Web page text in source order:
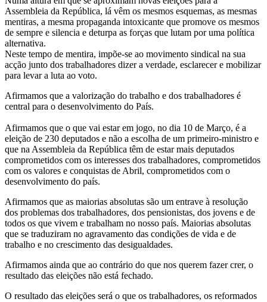
Assembleia da República, lá vêm os mesmos esquemas, as mesmas
mentiras, a mesma propaganda intoxicante que promove os mesmos
de sempre e silencia e deturpa as forças que lutam por uma política
alternativa.
Neste tempo de mentira, impõe-se ao movimento sindical na sua
acção junto dos trabalhadores dizer a verdade, esclarecer e mobilizar
para levar a luta ao voto.
Afirmamos que a valorização do trabalho e dos trabalhadores é
central para o desenvolvimento do País.
Afirmamos que o que vai estar em jogo, no dia 10 de Março, é a
eleição de 230 deputados e não a escolha de um primeiro-ministro e
que na Assembleia da República têm de estar mais deputados
comprometidos com os interesses dos trabalhadores, comprometidos
com os valores e conquistas de Abril, comprometidos com o
desenvolvimento do país.
Afirmamos que as maiorias absolutas são um entrave à resolução
dos problemas dos trabalhadores, dos pensionistas, dos jovens e de
todos os que vivem e trabalham no nosso país. Maiorias absolutas
que se traduziram no agravamento das condições de vida e de
trabalho e no crescimento das desigualdades.
Afirmamos ainda que ao contrário do que nos querem fazer crer, o
resultado das eleições não está fechado.
O resultado das eleições será o que os trabalhadores, os reformados